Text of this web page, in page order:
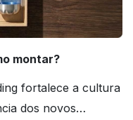
montar?
fortalece a cultura
dos novos